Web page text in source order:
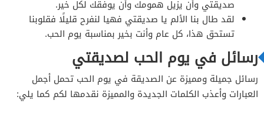
صديقتي وأن يزيل همومك وأن يوفقك لكل خير.
لقد طال بنا الألم يا صديقتي فهيا لنفرح قليلًا فقلوبنا
تستحق هذا، كل عام وأنت بخير بمناسبة يوم الحب.
رسائل في يوم الحب لصديقتي
رسائل جميلة ومميزة عن الصديقة في يوم الحب تحمل أجمل
العبارات وأعذب الكلمات الجديدة والمميزة نقدمها لكم كما يلي: